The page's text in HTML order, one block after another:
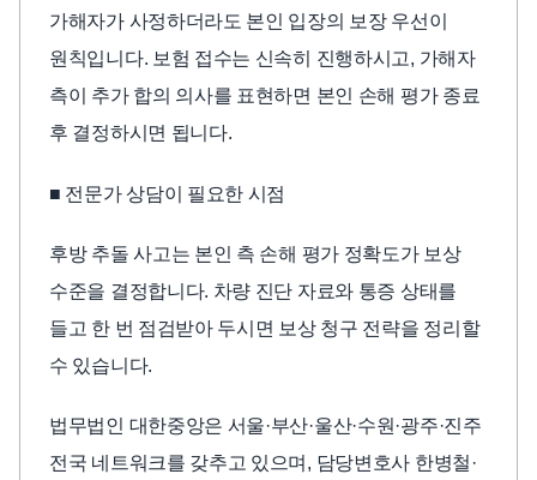
가해자가 사정하더라도 본인 입장의 보장 우선이
원칙입니다. 보험 접수는 신속히 진행하시고, 가해자
측이 추가 합의 의사를 표현하면 본인 손해 평가 종료
후 결정하시면 됩니다.
■ 전문가 상담이 필요한 시점
후방 추돌 사고는 본인 측 손해 평가 정확도가 보상
수준을 결정합니다. 차량 진단 자료와 통증 상태를
들고 한 번 점검받아 두시면 보상 청구 전략을 정리할
수 있습니다.
법무법인 대한중앙은 서울·부산·울산·수원·광주·진주
전국 네트워크를 갖추고 있으며, 담당변호사 한병철·